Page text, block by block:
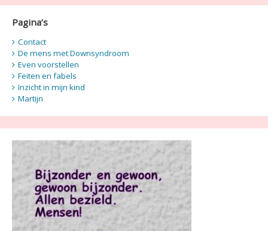
Pagina’s
Contact
De mens met Downsyndroom
Even voorstellen
Feiten en fabels
Inzicht in mijn kind
Martijn